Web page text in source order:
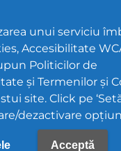
unui serviciu
Accesibilitate
Politicilor de
și Termenilor și
site. Click pe
dezactivare
Acceptă
Website|Setări
Cookies|Politică de
condiții de utilizare a site-